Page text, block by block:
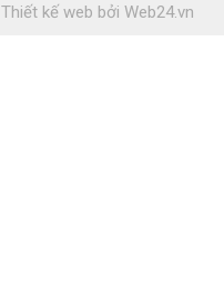
Thiết kế web bởi Web24.vn